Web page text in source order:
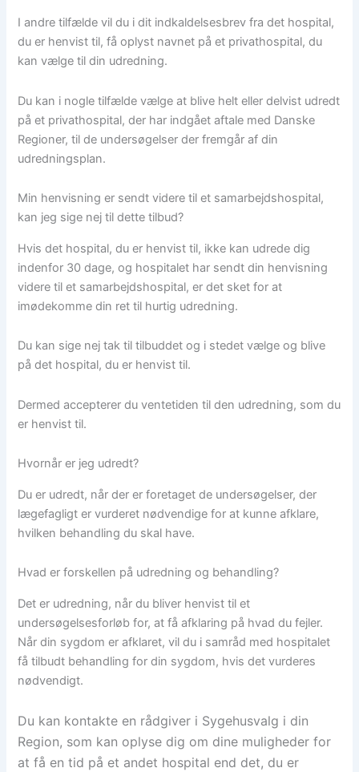
I andre tilfælde vil du i dit indkaldelsesbrev fra det hospital,
du er henvist til, få oplyst navnet på et privathospital, du
kan vælge til din udredning.
Du kan i nogle tilfælde vælge at blive helt eller delvist udredt
på et privathospital, der har indgået aftale med Danske
Regioner, til de undersøgelser der fremgår af din
udredningsplan.
Min henvisning er sendt videre til et samarbejdshospital,
kan jeg sige nej til dette tilbud?​
Hvis det hospital, du er henvist til, ikke kan udrede dig
indenfor 30 dage, og hospitalet har sendt din henvisning
videre til et samarbejdshospital, er det sket for at
imødekomme din ret til hurtig udredning.
Du kan sige nej tak til tilbuddet og i stedet vælge og blive
på det hospital, du er henvist til.
Dermed accepterer du ventetiden til den udredning, som du
er henvist til.​
Hvornår er jeg udredt?
Du er udredt, når der er foretaget de undersøgelser, der
lægefagligt er vurderet nødvendige for at kunne afklare,
hvilken behandling du skal have.
Hvad er forskellen på udredning og behandling?​
Det er udredning, når du bliver henvist til et
undersøgelsesforløb for, at få afklaring på hvad du fejler.
Når din sygdom er afklaret, vil du i samråd med hospitalet
få tilbudt behandling for din sygdom, hvis det vurderes
nødvendigt.
Du kan kontakte en rådgiver i Sygehusvalg i din
Region, som kan oplyse dig om dine muligheder for
at få en tid på et andet hospital end det, du er